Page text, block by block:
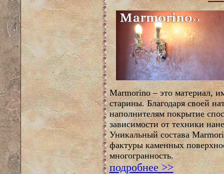
Marmorino – это материал,
старины. Благодаря своей
наполнителям покрытие
зависимости от техники
Уникальный состава
фактуры каменных
многогранность.
подробнее >>